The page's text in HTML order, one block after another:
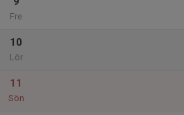
Fre
10
Lör
11
Sön